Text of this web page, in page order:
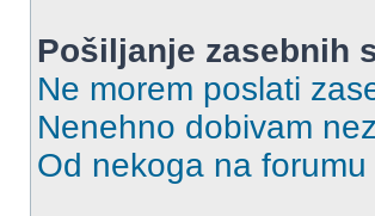
Pošiljanje zasebnih
Ne morem poslati
Nenehno dobivam
Od nekoga na